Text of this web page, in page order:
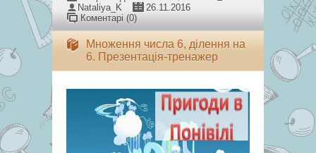
Nataliya_K
26.11.2016
Коментарі (0)
Множення числа 6, ділення на
6. Презентація-тренажер